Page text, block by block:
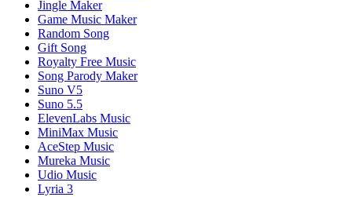
Jingle Maker
Game Music Maker
Random Song
Gift Song
Royalty Free Music
Song Parody Maker
Suno V5
Suno 5.5
ElevenLabs Music
MiniMax Music
AceStep Music
Mureka Music
Udio Music
Lyria 3